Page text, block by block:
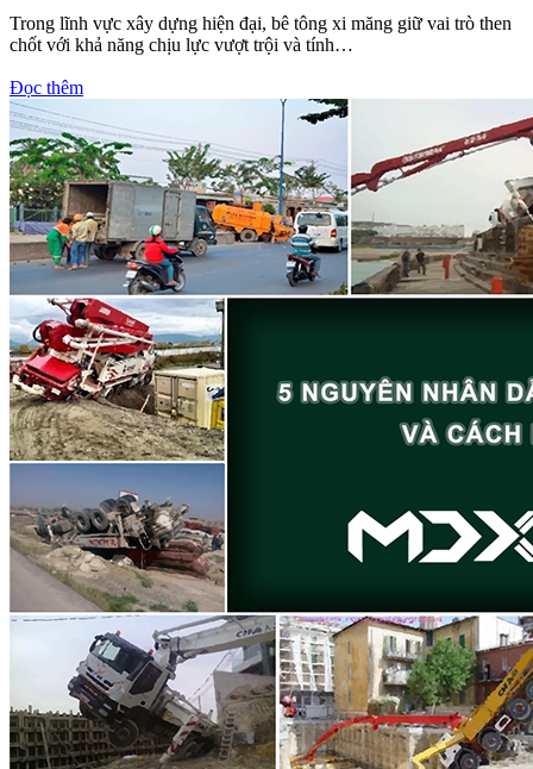
Trong lĩnh vực xây dựng hiện đại, bê tông xi măng giữ vai trò then
chốt với khả năng chịu lực vượt trội và tính…
Đọc thêm